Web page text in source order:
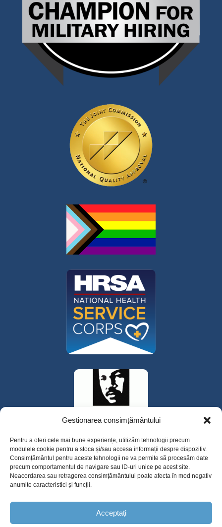
Gestionarea consimțământului
Pentru a oferi cele mai bune experiențe, utilizăm tehnologii precum
modulele cookie pentru a stoca și/sau accesa informații despre dispozitiv.
Consimțământul pentru aceste tehnologii ne va permite să procesăm date
precum comportamentul de navigare sau ID-uri unice pe acest site.
Neacordarea sau retragerea consimțământului poate afecta în mod negativ
anumite caracteristici și funcții.
Acceptați
325 W Gowe Street, Kent, Washington 98032
Copyright 2025 Valley Cities Behavioral